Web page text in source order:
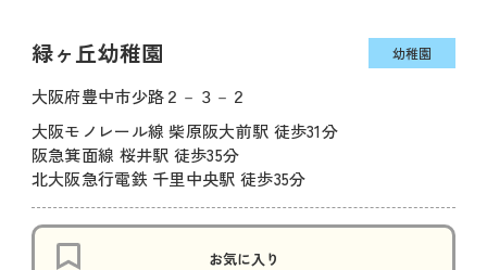
緑ヶ丘幼稚園 幼稚園
大阪府豊中市少路２－３－２
大阪モノレール線 柴原阪大前駅 徒歩31分
阪急箕面線 桜井駅 徒歩35分
北大阪急行電鉄 千里中央駅 徒歩35分
お気に入り